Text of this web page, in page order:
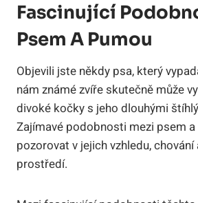
Fascinující
Psem A Pumou
Objevili jste někdy psa, který
nám známé zvíře skutečně může
divoké kočky s jeho dlouhými
Zajímavé podobnosti mezi psem
pozorovat v jejich vzhledu,
prostředí.